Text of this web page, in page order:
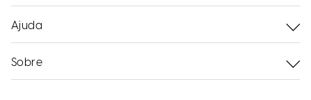
Ajuda
Sobre